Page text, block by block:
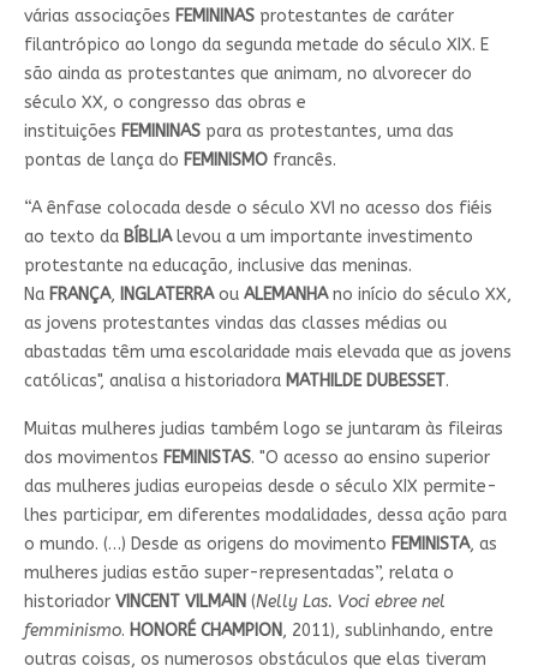
várias associações FEMININASprotestantes de caráter
filantrópico ao longo da segunda metade do século XIX. E
são ainda as protestantes que animam, no alvorecer do
século XX, o congresso das obras e
instituições FEMININASpara as protestantes, uma das
pontas de lança do FEMINISMOfrancês.
“A ênfase colocada desde o século XVI no acesso dos fiéis
ao texto da BÍBLIAlevou a um importante investimento
protestante na educação, inclusive das meninas.
Na FRANÇA, INGLATERRAou ALEMANHAno início do século XX,
as jovens protestantes vindas das classes médias ou
abastadas têm uma escolaridade mais elevada que as jovens
católicas", analisa a historiadora MATHILDE DUBESSET.
Muitas mulheres judias também logo se juntaram às fileiras
dos movimentos FEMINISTAS. "O acesso ao ensino superior
das mulheres judias europeias desde o século XIX permite-
lhes participar, em diferentes modalidades, dessa ação para
o mundo. (…) Desde as origens do movimento FEMINISTA, as
mulheres judias estão super-representadas”, relata o
historiador VINCENT VILMAIN (Nelly Las. Voci ebree nel
femminismo. HONORÉ CHAMPION, 2011), sublinhando, entre
outras coisas, os numerosos obstáculos que elas tiveram